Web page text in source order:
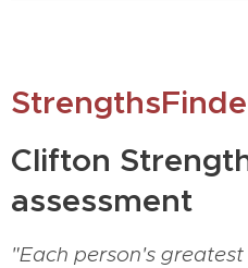
Clifton
assessment
"Each person's